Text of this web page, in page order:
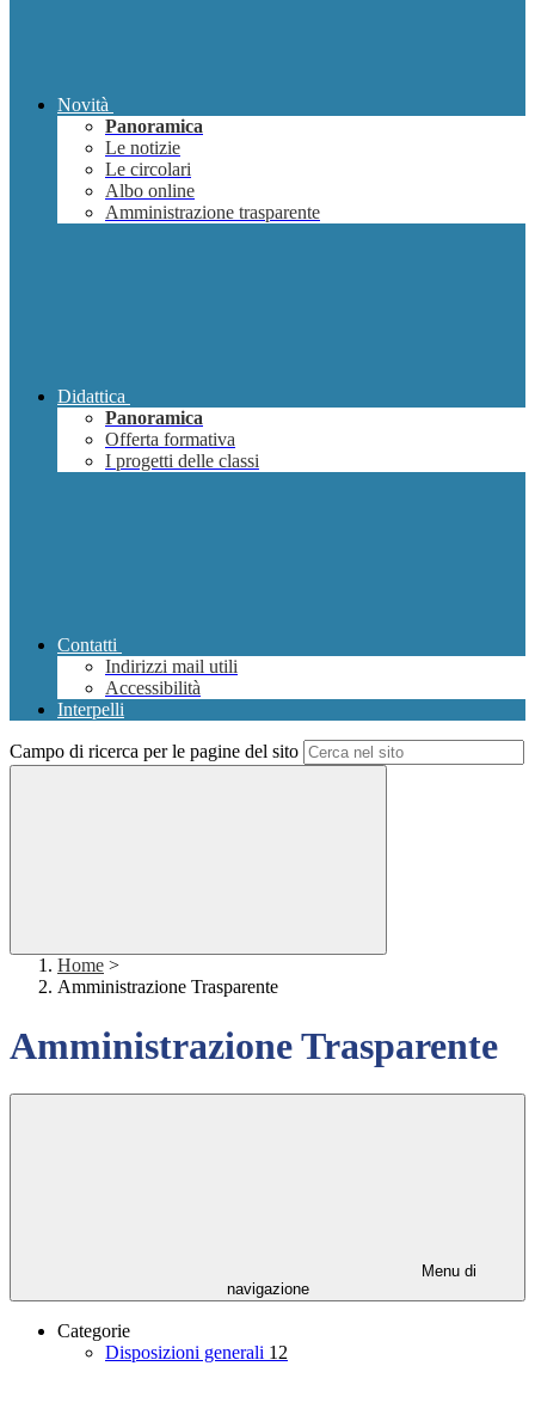
Novità
Panoramica
Le notizie
Le circolari
Albo online
Amministrazione trasparente
Didattica
Panoramica
Offerta formativa
I progetti delle classi
Contatti
Indirizzi mail utili
Accessibilità
Interpelli
Campo di ricerca per le pagine del sito
Home >
Amministrazione Trasparente
Amministrazione Trasparente
Menu di
navigazione
Categorie
Disposizioni generali 12